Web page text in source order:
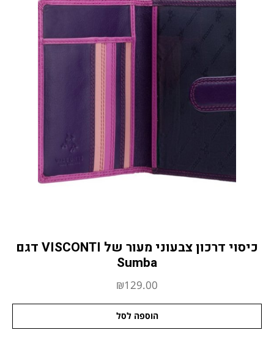
כיסוי דרכון צבעוני מעור של VISCONTI דגם
Sumba
₪129.00
הוספה לסל